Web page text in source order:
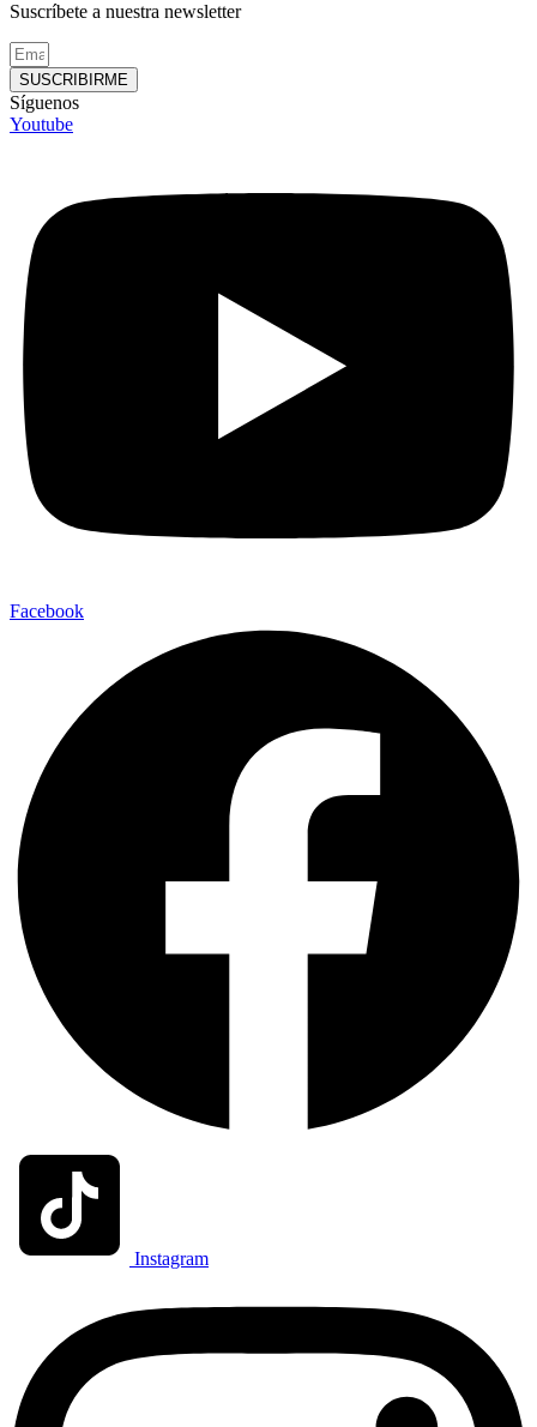
Suscríbete a nuestra newsletter
SUSCRIBIRME
Síguenos
Youtube
Facebook
Instagram